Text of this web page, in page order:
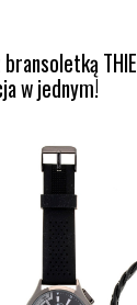
w jednym!